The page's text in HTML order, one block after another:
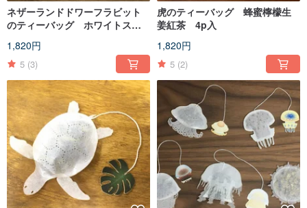
ネザーランドドワーフラビット
のティーバッグ ホワイトスト
1,820円
5 (3)
虎のティーバッグ 蜂蜜檸檬生
姜紅茶 4p入
1,820円
5 (2)